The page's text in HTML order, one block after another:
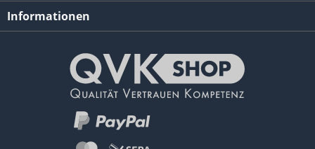
Informationen